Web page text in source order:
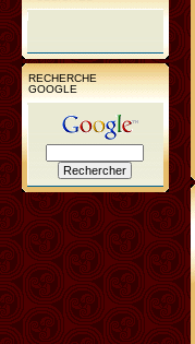
RECHERCHE
GOOGLE